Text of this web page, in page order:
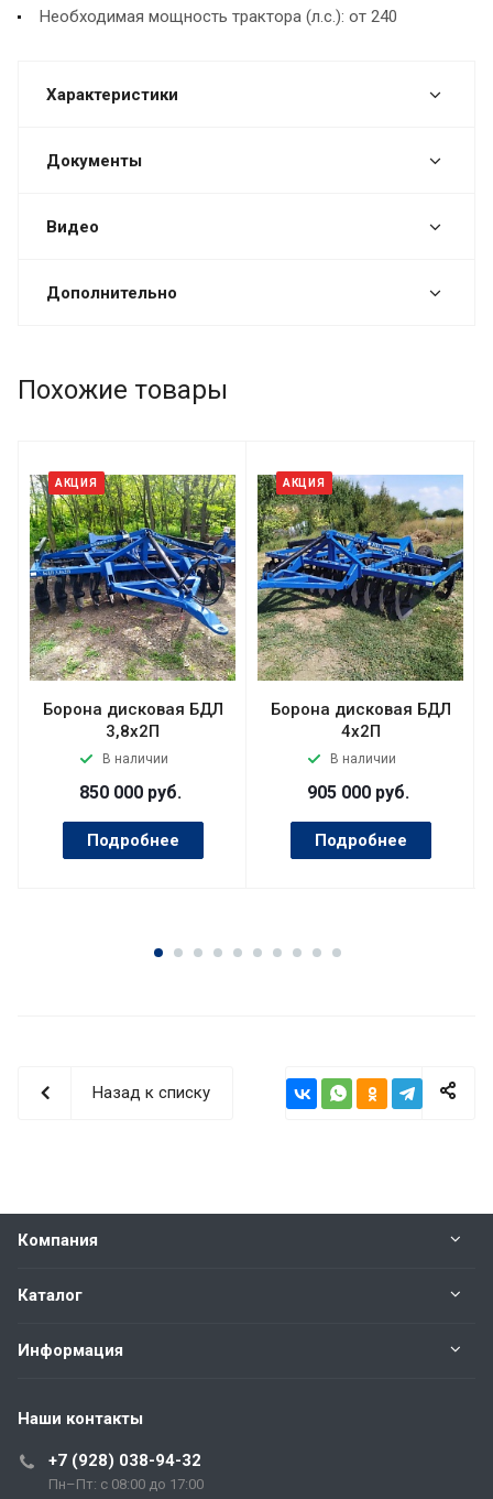
Необходимая мощность трактора (л.с.): от 240
Характеристики
Документы
Видео
Дополнительно
Похожие товары
АКЦИЯ
Борона дисковая БДЛ
3,8х2П
В наличии
850 000 руб.
Подробнее
АКЦИЯ
Борона дисковая БДЛ
4х2П
В наличии
905 000 руб.
Подробнее
Назад к списку
Компания
Каталог
Информация
Наши контакты
+7 (928) 038-94-32
Пн–Пт: с 08:00 до 17:00